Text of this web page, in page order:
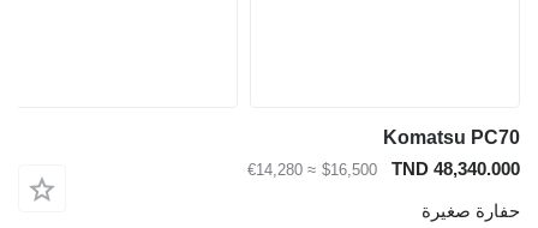
Komatsu
TND
$16,500
≈ €14,280